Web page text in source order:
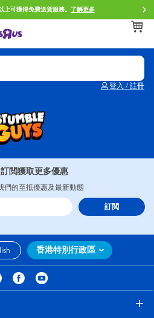
可獲得免費送貨服務。 了解更多
登入 / 註冊
擊玩具
遙控系列
膠,畫板
餐兄弟
閲獲取更多優惠
們的至抵優惠及最新動態
訂閲
香港特別行政區